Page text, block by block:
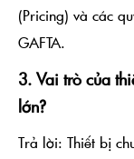
(Pricing) và các
GAFTA.
3. Vai trò của
lớn?
Trả lời: Thiết bị